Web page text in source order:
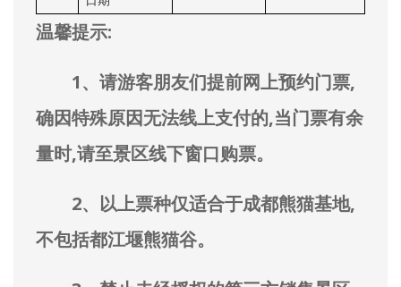
温馨提示:
1、请游客朋友们提前网上预约门票,
确因特殊原因无法线上支付的,当门票有余
量时,请至景区线下窗口购票。
2、以上票种仅适合于成都熊猫基地,
不包括都江堰熊猫谷。